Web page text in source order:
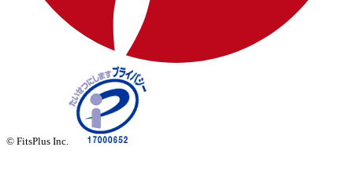
© FitsPlus Inc.